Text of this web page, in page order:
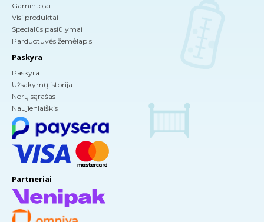
Gamintojai
Visi produktai
Specialūs pasiūlymai
Parduotuvės žemėlapis
Paskyra
Paskyra
Užsakymų istorija
Norų sąrašas
Naujienlaiškis
Partneriai